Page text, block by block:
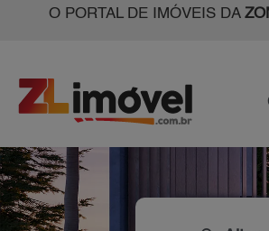
O PORTAL DE IMÓVEIS DA